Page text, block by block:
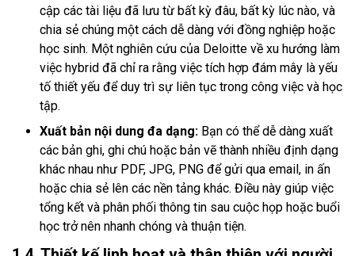
cập các tài liệu đã lưu từ bất kỳ đâu, bất kỳ lúc nào, và
chia sẻ chúng một cách dễ dàng với đồng nghiệp hoặc
học sinh. Một nghiên cứu của Deloitte về xu hướng làm
việc hybrid đã chỉ ra rằng việc tích hợp đám mây là yếu
tố thiết yếu để duy trì sự liên tục trong công việc và học
tập.
Xuất bản nội dung đa dạng: Bạn có thể dễ dàng xuất
các bản ghi, ghi chú hoặc bản vẽ thành nhiều định dạng
khác nhau như PDF, JPG, PNG để gửi qua email, in ấn
hoặc chia sẻ lên các nền tảng khác. Điều này giúp việc
tổng kết và phân phối thông tin sau cuộc họp hoặc buổi
học trở nên nhanh chóng và thuận tiện.